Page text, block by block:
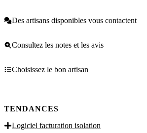
Des artisans disponibles vous contactent
Consultez les notes et les avis
Choisissez le bon artisan
TENDANCES
Logiciel facturation isolation